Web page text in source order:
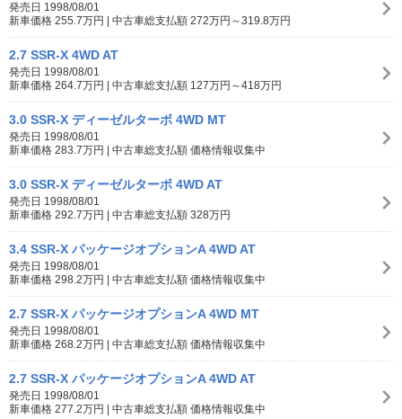
発売日 1998/08/01
新車価格 255.7万円 | 中古車総支払額 272万円～319.8万円
2.7 SSR-X 4WD AT
発売日 1998/08/01
新車価格 264.7万円 | 中古車総支払額 127万円～418万円
3.0 SSR-X ディーゼルターボ 4WD MT
発売日 1998/08/01
新車価格 283.7万円 | 中古車総支払額 価格情報収集中
3.0 SSR-X ディーゼルターボ 4WD AT
発売日 1998/08/01
新車価格 292.7万円 | 中古車総支払額 328万円
3.4 SSR-X パッケージオプションA 4WD AT
発売日 1998/08/01
新車価格 298.2万円 | 中古車総支払額 価格情報収集中
2.7 SSR-X パッケージオプションA 4WD MT
発売日 1998/08/01
新車価格 268.2万円 | 中古車総支払額 価格情報収集中
2.7 SSR-X パッケージオプションA 4WD AT
発売日 1998/08/01
新車価格 277.2万円 | 中古車総支払額 価格情報収集中